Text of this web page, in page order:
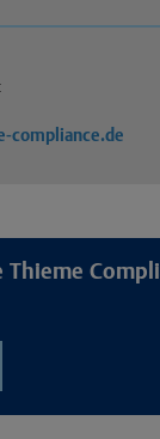
compliance.de